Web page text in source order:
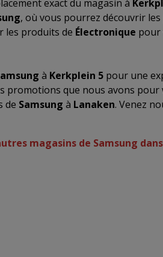
exact du magasin à
, où vous pourrez découvrir
les produits de Électronique pour
à Kerkplein 5pour une
promotions que nous avons pour
de Samsung à Lanaken. Venez
magasins de Samsung